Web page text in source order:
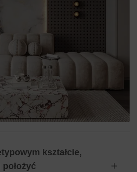
kształcie,